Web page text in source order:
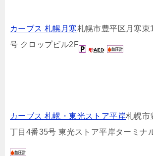
カーブス 札幌月寒札幌市豊平区月寒東
号 クロップビル2F
カーブス 札幌・東光ストア平岸札幌市
丁目4番35号 東光ストア平岸ターミナ